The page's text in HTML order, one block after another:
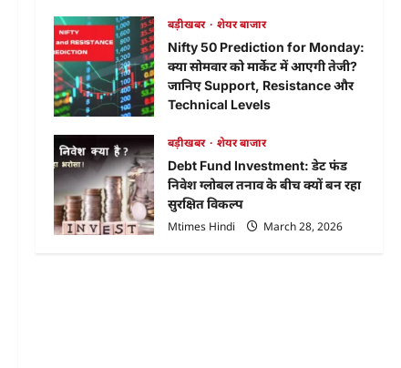
स्टेटस
और
जानें
लेटेस्ट
GMP,
Listing
बड़ीखबर
शेयर बाजार
Nifty 50 Prediction for Monday:
क्या सोमवार को मार्केट में आएगी तेजी?
जानिए Support, Resistance और
Technical Levels
बड़ीखबर
शेयर बाजार
Debt Fund Investment: डेट फंड
निवेश ग्लोबल तनाव के बीच क्यों बन रहा
सुरक्षित विकल्प
Mtimes Hindi
March 28, 2026